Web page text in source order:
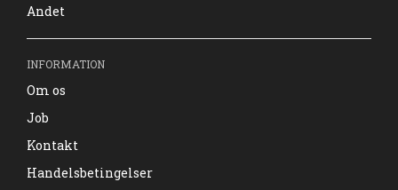
Andet
INFORMATION
Om os
Job
Kontakt
Handelsbetingelser